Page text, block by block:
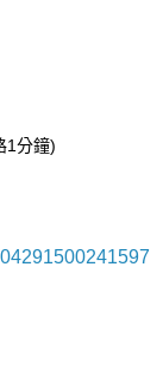
1分鐘)